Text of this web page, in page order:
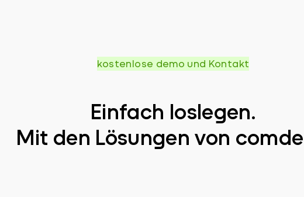
kostenlose demo und Kontakt
Einfach loslegen.
Mit den Lösungen von